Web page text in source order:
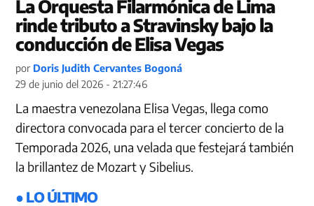
La Orquesta Filarmónica de Lima
rinde tributo a Stravinsky bajo la
conducción de Elisa Vegas
por Doris Judith Cervantes Bogoná
29 de junio del 2026 - 21:27:46
La maestra venezolana Elisa Vegas, llega como
directora convocada para el tercer concierto de la
Temporada 2026, una velada que festejará también
la brillantez de Mozart y Sibelius.
● LO ÚLTIMO